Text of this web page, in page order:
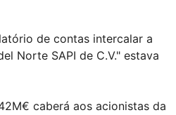
de contas intercalar a
Norte SAPI de C.V." estava
caberá aos acionistas da